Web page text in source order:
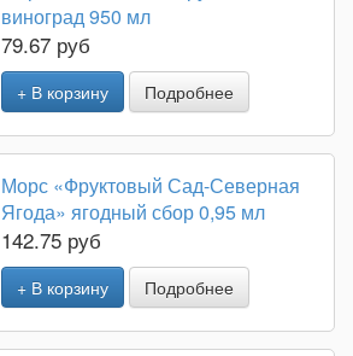
виноград 950 мл
79.67 руб
+ В корзину Подробнее
Морс «Фруктовый Сад-Северная
Ягода» ягодный сбор 0,95 мл
142.75 руб
+ В корзину Подробнее